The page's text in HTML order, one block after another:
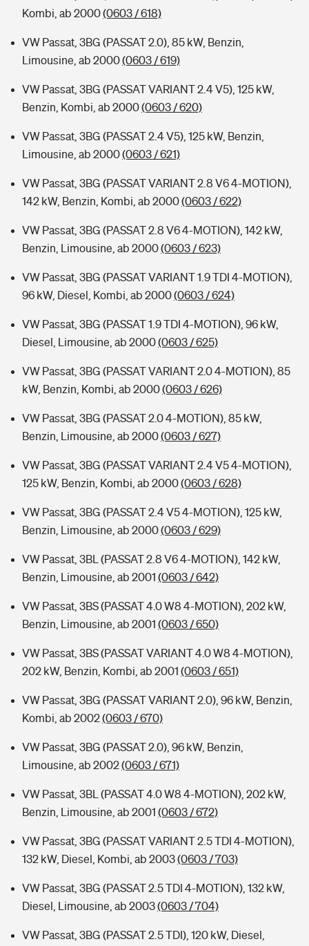
Kombi, ab 2000(0603 / 618)
VW Passat, 3BG (PASSAT 2.0), 85 kW, Benzin,
Limousine, ab 2000(0603 / 619)
VW Passat, 3BG (PASSAT VARIANT 2.4 V5), 125 kW,
Benzin, Kombi, ab 2000(0603 / 620)
VW Passat, 3BG (PASSAT 2.4 V5), 125 kW, Benzin,
Limousine, ab 2000(0603 / 621)
VW Passat, 3BG (PASSAT VARIANT 2.8 V6 4-MOTION),
142 kW, Benzin, Kombi, ab 2000(0603 / 622)
VW Passat, 3BG (PASSAT 2.8 V6 4-MOTION), 142 kW,
Benzin, Limousine, ab 2000(0603 / 623)
VW Passat, 3BG (PASSAT VARIANT 1.9 TDI 4-MOTION),
96 kW, Diesel, Kombi, ab 2000(0603 / 624)
VW Passat, 3BG (PASSAT 1.9 TDI 4-MOTION), 96 kW,
Diesel, Limousine, ab 2000(0603 / 625)
VW Passat, 3BG (PASSAT VARIANT 2.0 4-MOTION), 85
kW, Benzin, Kombi, ab 2000(0603 / 626)
VW Passat, 3BG (PASSAT 2.0 4-MOTION), 85 kW,
Benzin, Limousine, ab 2000(0603 / 627)
VW Passat, 3BG (PASSAT VARIANT 2.4 V5 4-MOTION),
125 kW, Benzin, Kombi, ab 2000(0603 / 628)
VW Passat, 3BG (PASSAT 2.4 V5 4-MOTION), 125 kW,
Benzin, Limousine, ab 2000(0603 / 629)
VW Passat, 3BL (PASSAT 2.8 V6 4-MOTION), 142 kW,
Benzin, Limousine, ab 2001 (0603 / 642)
VW Passat, 3BS (PASSAT 4.0 W8 4-MOTION), 202 kW,
Benzin, Limousine, ab 2001 (0603 / 650)
VW Passat, 3BS (PASSAT VARIANT 4.0 W8 4-MOTION),
202 kW, Benzin, Kombi, ab 2001 (0603 / 651)
VW Passat, 3BG (PASSAT VARIANT 2.0), 96 kW, Benzin,
Kombi, ab 2002(0603 / 670)
VW Passat, 3BG (PASSAT 2.0), 96 kW, Benzin,
Limousine, ab 2002(0603 / 671)
VW Passat, 3BL (PASSAT 4.0 W8 4-MOTION), 202 kW,
Benzin, Limousine, ab 2001 (0603 / 672)
VW Passat, 3BG (PASSAT VARIANT 2.5 TDI 4-MOTION),
132 kW, Diesel, Kombi, ab 2003(0603 / 703)
VW Passat, 3BG (PASSAT 2.5 TDI 4-MOTION), 132 kW,
Diesel, Limousine, ab 2003(0603 / 704)
VW Passat, 3BG (PASSAT 2.5 TDI), 120 kW, Diesel,